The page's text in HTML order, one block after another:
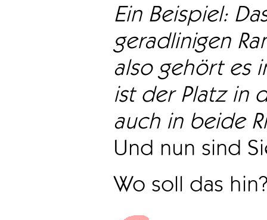
Ein Beispiel:
geradlinigen
also gehört es
ist der Platz in
auch in beide
Und nun sind
Wo soll das